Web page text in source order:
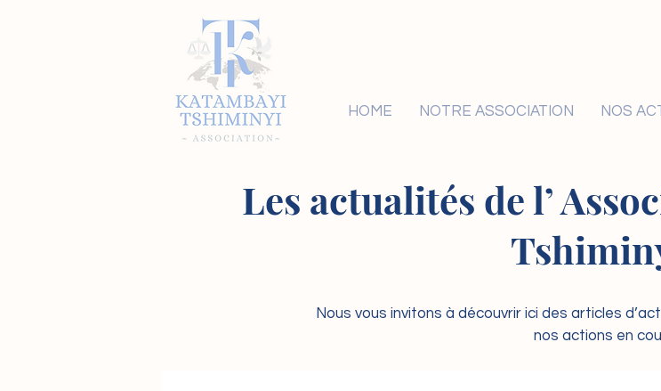
HOME NOTRE ASSOCIATION NOS
Les actualités de l’
Nous vous invitons à découvrir ici des articles
nos actions en